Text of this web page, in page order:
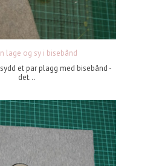
lage og sy i bisebånd
et par plagg med bisebånd -
det...